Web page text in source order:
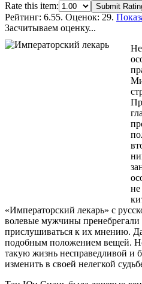
Rate this item: Submit
Рейтинг: 6.55. Оценок: 29.
Засчитываем оценку...
не
«Императорский лекарь» с
волевые мужчины
прислушиваться к их мнению.
подобным положением вещей.
такую жизнь несправедливой и
изменить в своей нелегкой